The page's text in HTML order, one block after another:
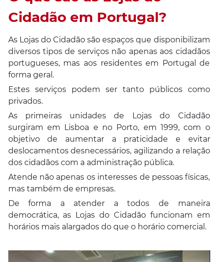
Cidadão em Portugal?
As Lojas do Cidadão são espaços que disponibilizam
diversos tipos de serviços não apenas aos cidadãos
portugueses, mas aos residentes em Portugal de
forma geral.
Estes serviços podem ser tanto públicos como
privados.
As primeiras unidades de Lojas do Cidadão
surgiram em Lisboa e no Porto, em 1999, com o
objetivo de aumentar a praticidade e evitar
deslocamentos desnecessários, agilizando a relação
dos cidadãos com a administração pública.
Atende não apenas os interesses de pessoas físicas,
mas também de empresas.
De forma a atender a todos de maneira
democrática, as Lojas do Cidadão funcionam em
horários mais alargados do que o horário comercial.